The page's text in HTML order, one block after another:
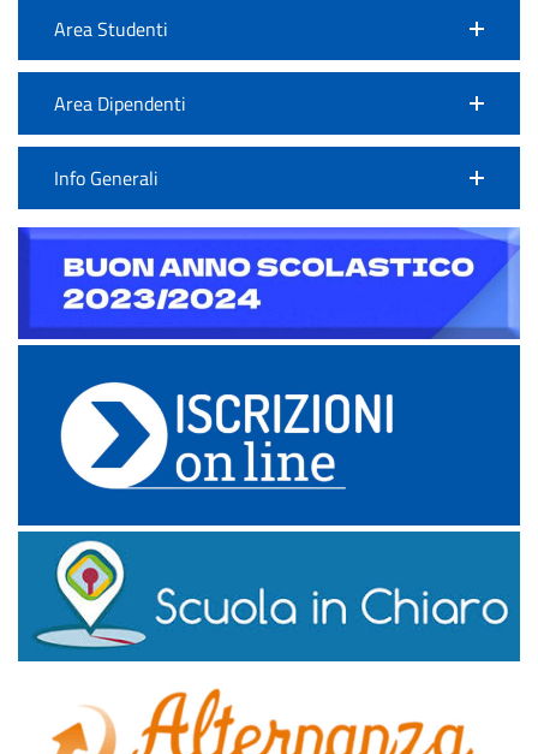
Area Studenti
Area Dipendenti
Info Generali